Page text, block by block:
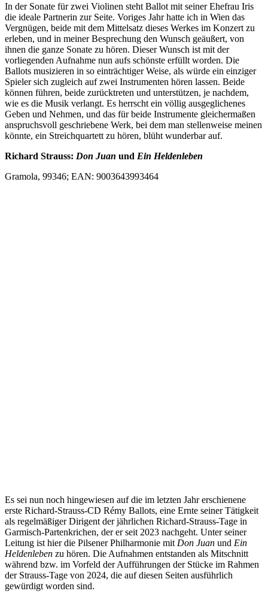
In der Sonate für zwei Violinen steht Ballot mit seiner Ehefrau Iris
die ideale Partnerin zur Seite. Voriges Jahr hatte ich in Wien das
Vergnügen, beide mit dem Mittelsatz dieses Werkes im Konzert zu
erleben, und in meiner Besprechung den Wunsch geäußert, von
ihnen die ganze Sonate zu hören. Dieser Wunsch ist mit der
vorliegenden Aufnahme nun aufs schönste erfüllt worden. Die
Ballots musizieren in so einträchtiger Weise, als würde ein einziger
Spieler sich zugleich auf zwei Instrumenten hören lassen. Beide
können führen, beide zurücktreten und unterstützen, je nachdem,
wie es die Musik verlangt. Es herrscht ein völlig ausgeglichenes
Geben und Nehmen, und das für beide Instrumente gleichermaßen
anspruchsvoll geschriebene Werk, bei dem man stellenweise meinen
könnte, ein Streichquartett zu hören, blüht wunderbar auf.
Richard Strauss: Don Juan und Ein Heldenleben
Gramola, 99346; EAN: 9003643993464
Es sei nun noch hingewiesen auf die im letzten Jahr erschienene
erste Richard-Strauss-CD Rémy Ballots, eine Ernte seiner Tätigkeit
als regelmäßiger Dirigent der jährlichen Richard-Strauss-Tage in
Garmisch-Partenkrichen, der er seit 2023 nachgeht. Unter seiner
Leitung ist hier die Pilsener Philharmonie mit Don Juan und Ein
Heldenleben zu hören. Die Aufnahmen entstanden als Mitschnitt
während bzw. im Vorfeld der Aufführungen der Stücke im Rahmen
der Strauss-Tage von 2024, die auf diesen Seiten ausführlich
gewürdigt worden sind.